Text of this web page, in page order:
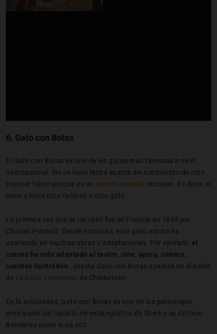
6. Gato con Botas
El Gato con Botas es uno de los gatos más famosos a nivel
internacional. No se tiene fecha exacta del nacimiento de este
popular felino porque es un cuento popular europeo. Es decir, el
boca a boca hizo famoso a este gato.
La primera vez que se recopiló fue en Francia en 1695 por
Charles Perrault. Desde entonces, este gato astuto ha
aparecido en muchas obras y adaptaciones. Por ejemplo, el
cuento ha sido adaptado al teatro, cine, ópera, cómics,
cuentos ilustrados … ¡Hasta Gato con Botas aparece en el ballet
de La bella durmiente de Chaikovski!
En la actualidad, Gato con Botas es uno de los personajes
principales del reparto cinematográfico de Sherk y es Antonio
Banderas quien le da voz.